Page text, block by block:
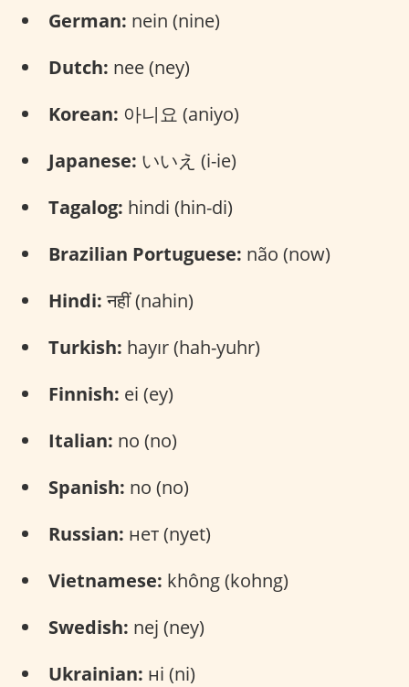
German: nein (nine)
Dutch: nee (ney)
Korean: 아니요 (aniyo)
Japanese: いいえ (i-ie)
Tagalog: hindi (hin-di)
Brazilian Portuguese: não (now)
Hindi:नहीं (nahin)
Turkish: hayır (hah-yuhr)
Finnish: ei (ey)
Italian: no (no)
Spanish: no (no)
Russian: нет (nyet)
Vietnamese: không (kohng)
Swedish: nej (ney)
Ukrainian: ні (ni)